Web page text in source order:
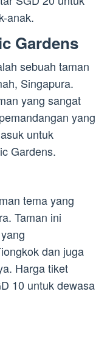
anak.
Gardens
sebuah taman
Singapura.
yang sangat
yang
untuk
Gardens.
tema yang
Taman ini
dan juga
Harga tiket
10 untuk dewasa